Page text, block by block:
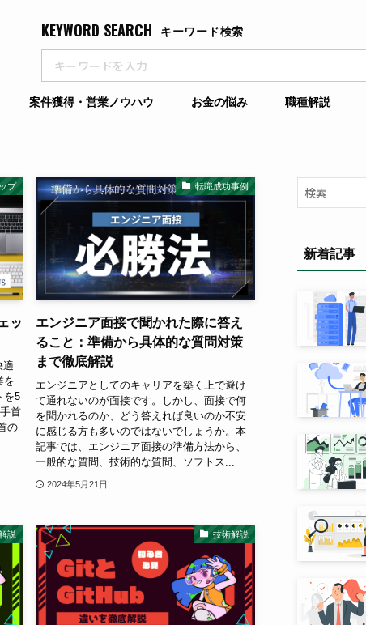
KEYWORD SEARCH キーワード検索
案件獲得・営業ノウハウ お金の悩み 職種解説
プ
ッ
適
を
を5
首
の
転職成功事例
エンジニア面接で聞かれた際に答え
ること：準備から具体的な質問対策
まで徹底解説
エンジニアとしてのキャリアを築く上で避け
て通れないのが面接です。しかし、面接で何
を聞かれるのか、どう答えれば良いのか不安
に感じる方も多いのではないでしょうか。本
記事では、エンジニア面接の準備方法から、
一般的な質問、技術的な質問、ソフトス...
2024年5月21日
説 技術解説
新着記事